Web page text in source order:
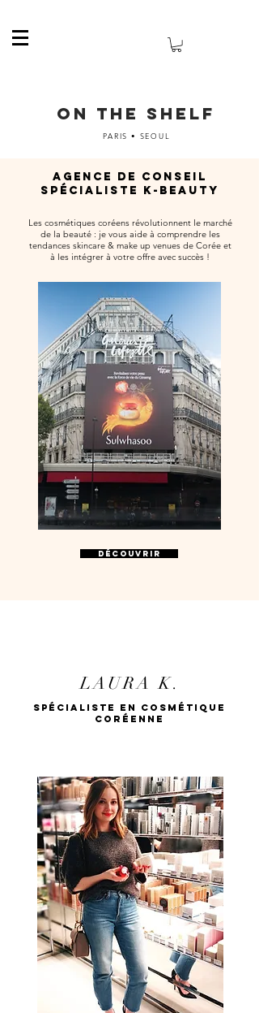
ON THE SHELF
PARIS • SEOUL
AGENCE DE CONSEIL
SPÉCIALISTE K-BEAUTY
Les cosmétiques coréens révolutionnent le marché
de la beauté : je vous aide à comprendre les
tendances skincare & make up venues de Corée et
à les intégrer à votre offre avec succès !
Découvrir
LAURA K.
SPÉCIALISTE EN COSMÉTIQUE
CORÉENNE